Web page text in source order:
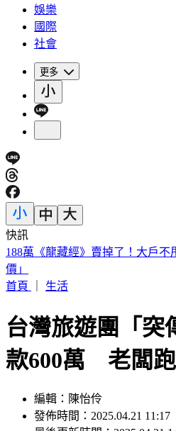
娛樂
國際
社會
更多
快訊
美股開盤／聯準會升息疑慮意外
首頁
台灣旅遊團「突
款600萬 老闆
發佈時間：2025.04.21 11:17
最後更新時間：2025.04.21